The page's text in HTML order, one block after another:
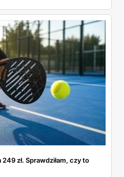
zł. Sprawdziłam, czy to